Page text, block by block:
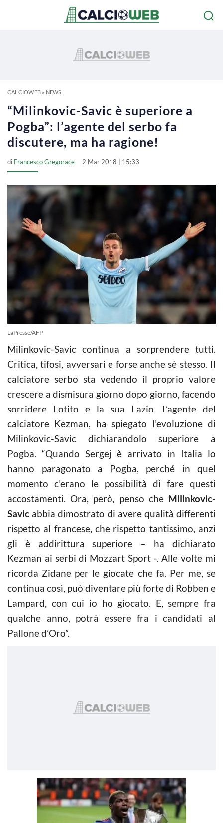
CALCIOWEB» NEWS
“Milinkovic-Savic è superiore a
Pogba”: l’agente del serbo fa
discutere, ma ha ragione!
di Francesco Gregorace 2 Mar 2018 | 15:33
LaPresse/AFP
Milinkovic-Savic continua a sorprendere tutti.
Critica, tifosi, avversari e forse anche sè stesso. Il
calciatore serbo sta vedendo il proprio valore
crescere a dismisura giorno dopo giorno, facendo
sorridere Lotito e la sua Lazio. L’agente del
calciatore Kezman, ha spiegato l’evoluzione di
Milinkovic-Savic dichiarandolo superiore a
Pogba. “Quando Sergej è arrivato in Italia lo
hanno paragonato a Pogba, perché in quel
momento c’erano le possibilità di fare questi
accostamenti. Ora, però, penso che Milinkovic-
Savic abbia dimostrato di avere qualità differenti
rispetto al francese, che rispetto tantissimo, anzi
gli è addirittura superiore – ha dichiarato
Kezman ai serbi di Mozzart Sport -. Alle volte mi
ricorda Zidane per le giocate che fa. Per me, se
continua così, può diventare più forte di Robben e
Lampard, con cui io ho giocato. E, sempre fra
qualche anno, potrà essere fra i candidati al
Pallone d’Oro”.